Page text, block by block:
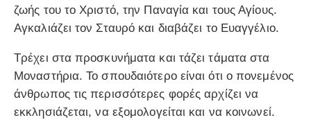
ζωής του το Χριστό, την Παναγία και τους Αγίους.
Αγκαλιάζει τον Σταυρό και διαβάζει το Ευαγγέλιο.
Τρέχει στα προσκυνήματα και τάζει τάματα στα
Μοναστήρια. Το σπουδαιότερο είναι ότι ο πονεμένος
άνθρωπος τις περισσότερες φορές αρχίζει να
εκκλησιάζεται, να εξομολογείται και να κοινωνεί.